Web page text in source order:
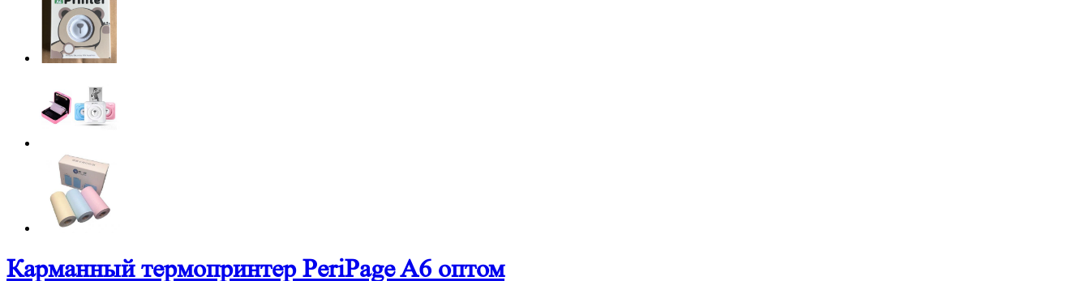
Карманный термопринтер PeriPage A6 оптом